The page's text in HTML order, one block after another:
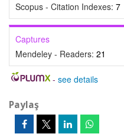
Scopus - Citation Indexes: 7
Captures
Mendeley - Readers: 21
- see details
Paylaş